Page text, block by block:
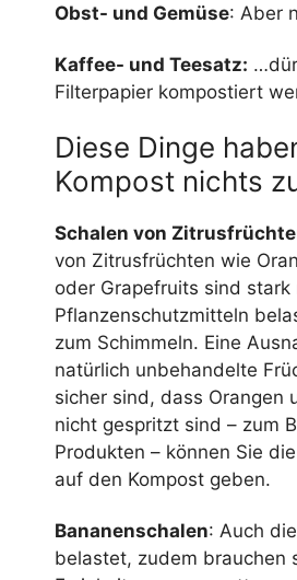
Obst- und Gemüse: Aber
Kaffee- und Teesatz:
Filterpapier kompostiert
Diese Dinge
Kompost nichts
Schalen von
von Zitrusfrüchten wie
oder Grapefruits sind stark
Pflanzenschutzmitteln
zum Schimmeln. Eine
natürlich unbehandelte
sicher sind, dass Orangen
nicht gespritzt sind – zum
Produkten – können Sie
auf den Kompost geben.
Bananenschalen: Auch
belastet, zudem brauchen